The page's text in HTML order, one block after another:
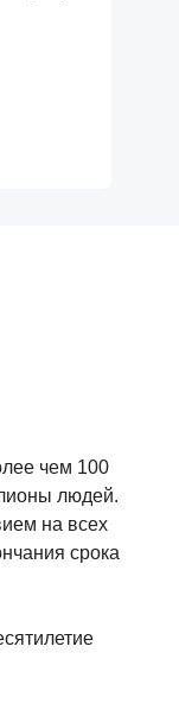
чем 100
людей.
на всех
срока